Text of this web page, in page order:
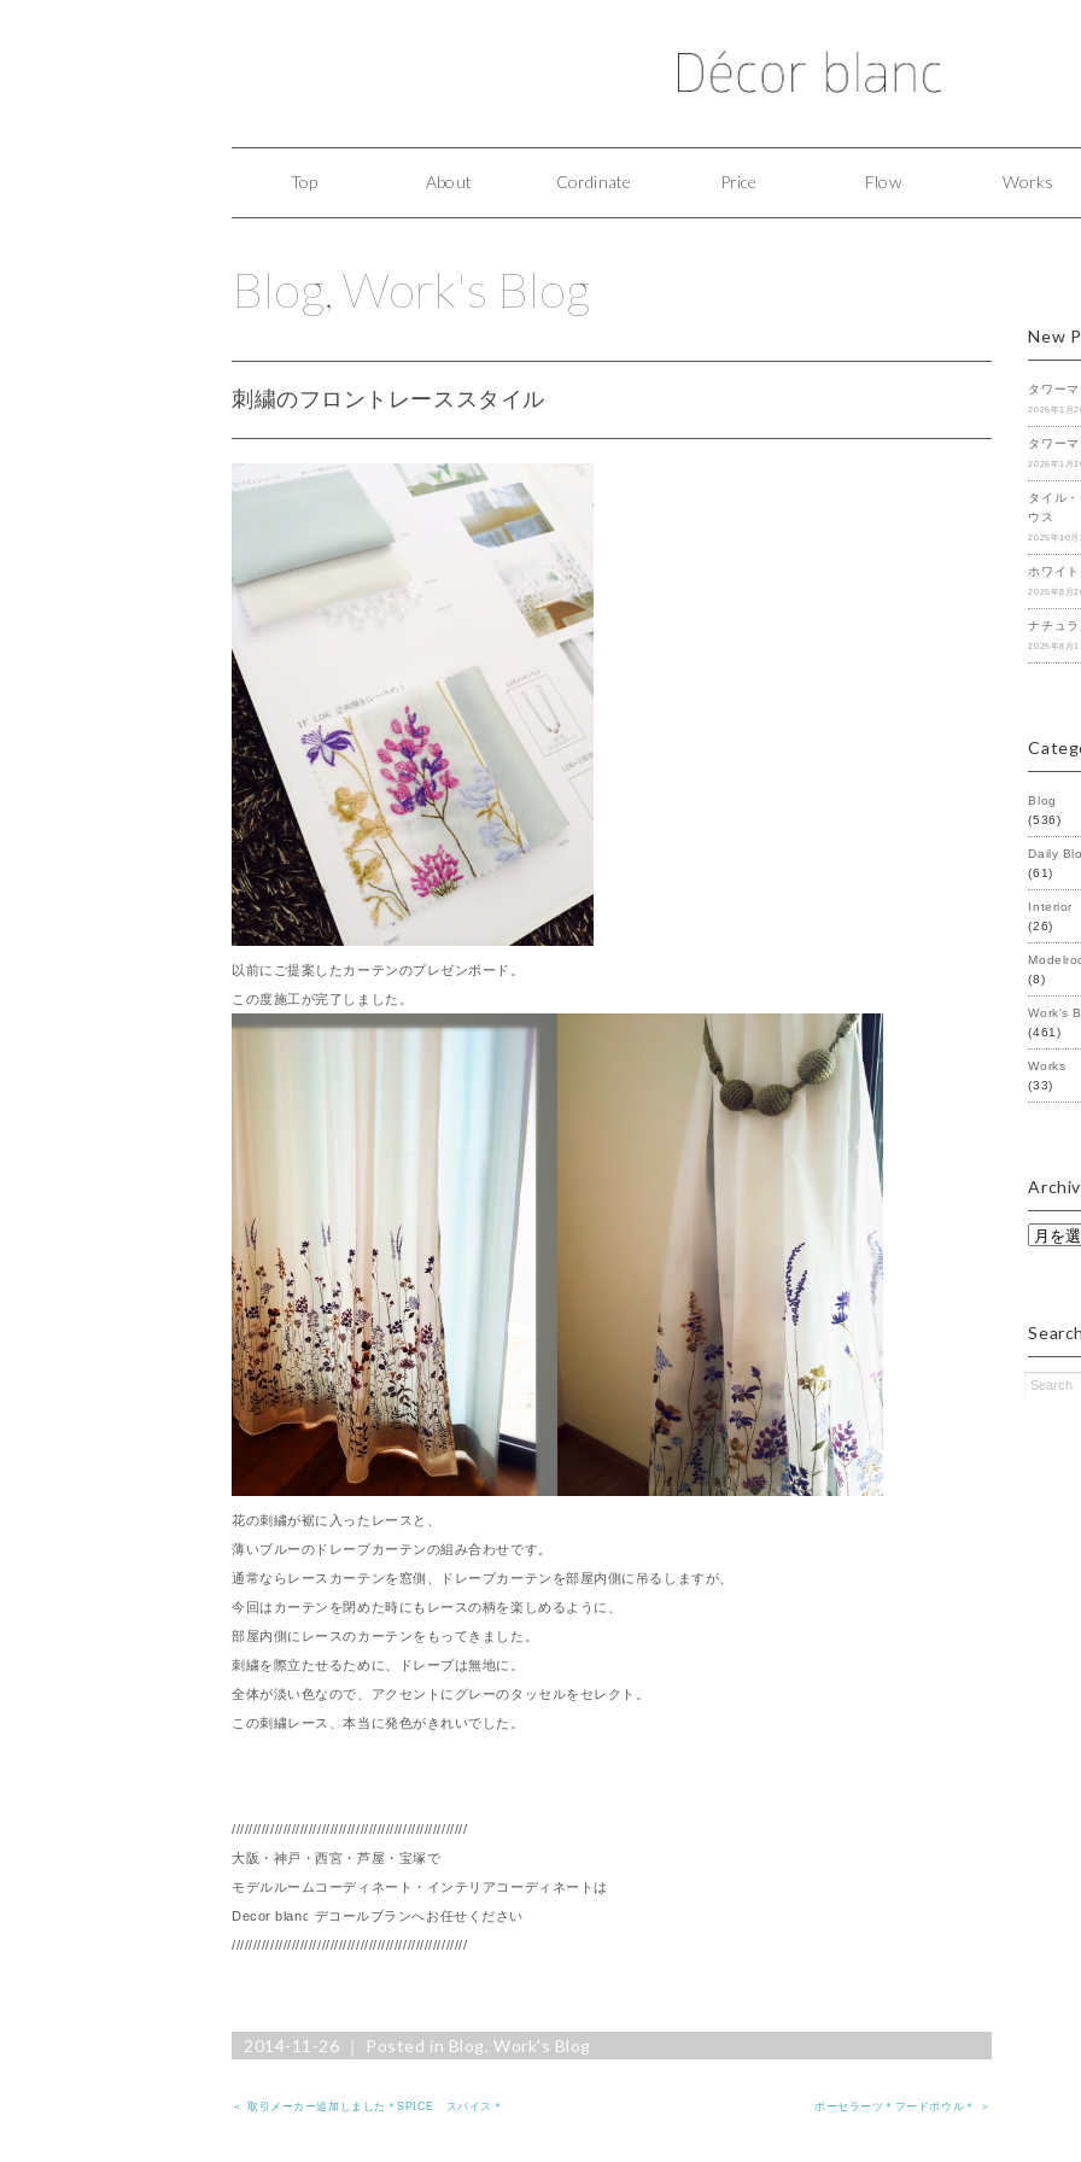
Top About Cordinate Price Flow Works
Blog, Work's Blog
刺繍のフロントレーススタイル
以前にご提案したカーテンのプレゼンボード。
この度施工が完了しました。
花の刺繍が裾に入ったレースと、
薄いブルーのドレープカーテンの組み合わせです。
通常ならレースカーテンを窓側、ドレープカーテンを部屋内側に吊るしますが、
今回はカーテンを閉めた時にもレースの柄を楽しめるように、
部屋内側にレースのカーテンをもってきました。
刺繍を際立たせるために、ドレープは無地に。
全体が淡い色なので、アクセントにグレーのタッセルをセレクト。
この刺繍レース、本当に発色がきれいでした。
///////////////////////////////////////////////////////
大阪・神戸・西宮・芦屋・宝塚で
モデルルームコーディネート・インテリアコーディネートは
Decor blanc デコールブランへお任せください
///////////////////////////////////////////////////////
2014-11-26 ｜ Posted in Blog, Work's Blog
＜ 取引メーカー追加しました＊SPICE スパイス＊ ポーセラーツ＊フードボウル＊ ＞
New
タワー
2026年1月
タワー
2026年1月
タイル
ウス
2025年10月
ホワイ
2025年8月
ナチュ
2025年8月1
Blog
(536)
Daily
(61)
Interior
(26)
(8)
Work's
(461)
Works
(33)
Search